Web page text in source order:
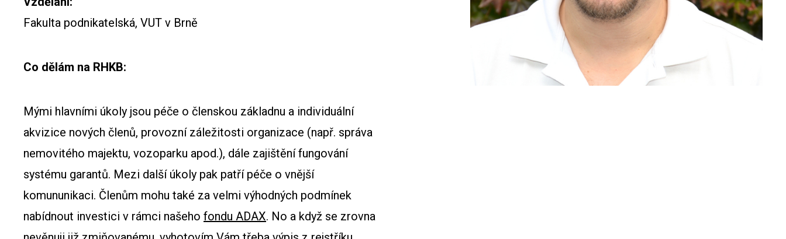
Fakulta podnikatelská, VUT v Brně
Co dělám na RHKB:
Mými hlavními úkoly jsou péče o členskou základnu a individuální
akvizice nových členů, provozní záležitosti organizace (např. správa
nemovitého majektu, vozoparku apod.), dále zajištění fungování
systému garantů. Mezi další úkoly pak patří péče o vnější
komununikaci. Členům mohu také za velmi výhodných podmínek
nabídnout investici v rámci našeho fondu ADAX. No a když se zrovna